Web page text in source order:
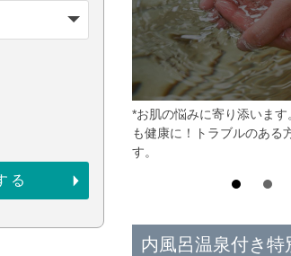
*お肌の悩みに寄り添いま
も健康に！トラブルのある
す。
内風呂温泉付き特